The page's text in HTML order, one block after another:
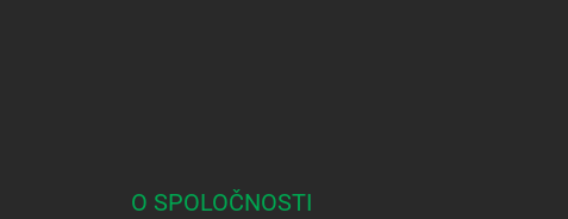
O SPOLOČNOSTI